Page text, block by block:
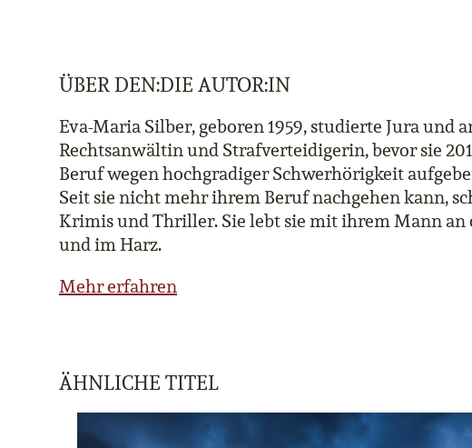
ÜBER DEN:DIE AUTOR:IN
Eva-Maria Silber, geboren 1959, studierte Jura und
Rechtsanwältin und Strafverteidigerin, bevor sie
Beruf wegen hochgradiger Schwerhörigkeit
Seit sie nicht mehr ihrem Beruf nachgehen kann,
Krimis und Thriller. Sie lebt sie mit ihrem Mann an
und im Harz.
Mehr erfahren
ÄHNLICHE TITEL